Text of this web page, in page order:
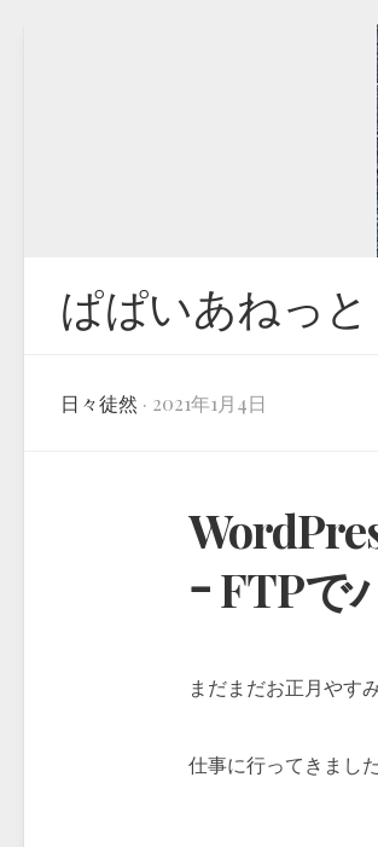
ぱぱいあねっと
日々徒然 · 2021年1月4日
ｰ FTPで
まだまだお正月やす
仕事に行ってきまし